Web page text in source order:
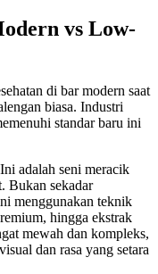
vs Low-
di bar modern saat
biasa. Industri
standar baru ini
Ini adalah seni meracik
Bukan sekadar
menggunakan teknik
hingga ekstrak
mewah dan kompleks,
dan rasa yang setara